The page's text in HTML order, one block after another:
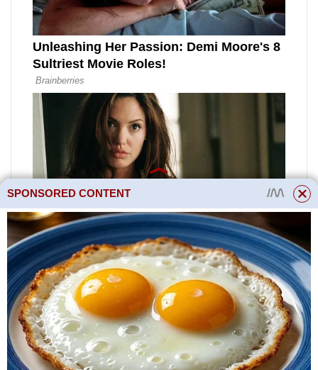
SPONSORED CONTENT